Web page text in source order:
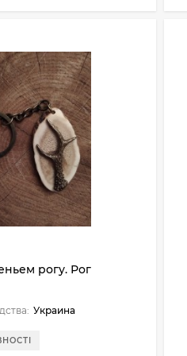
рогу. Рог
Украина